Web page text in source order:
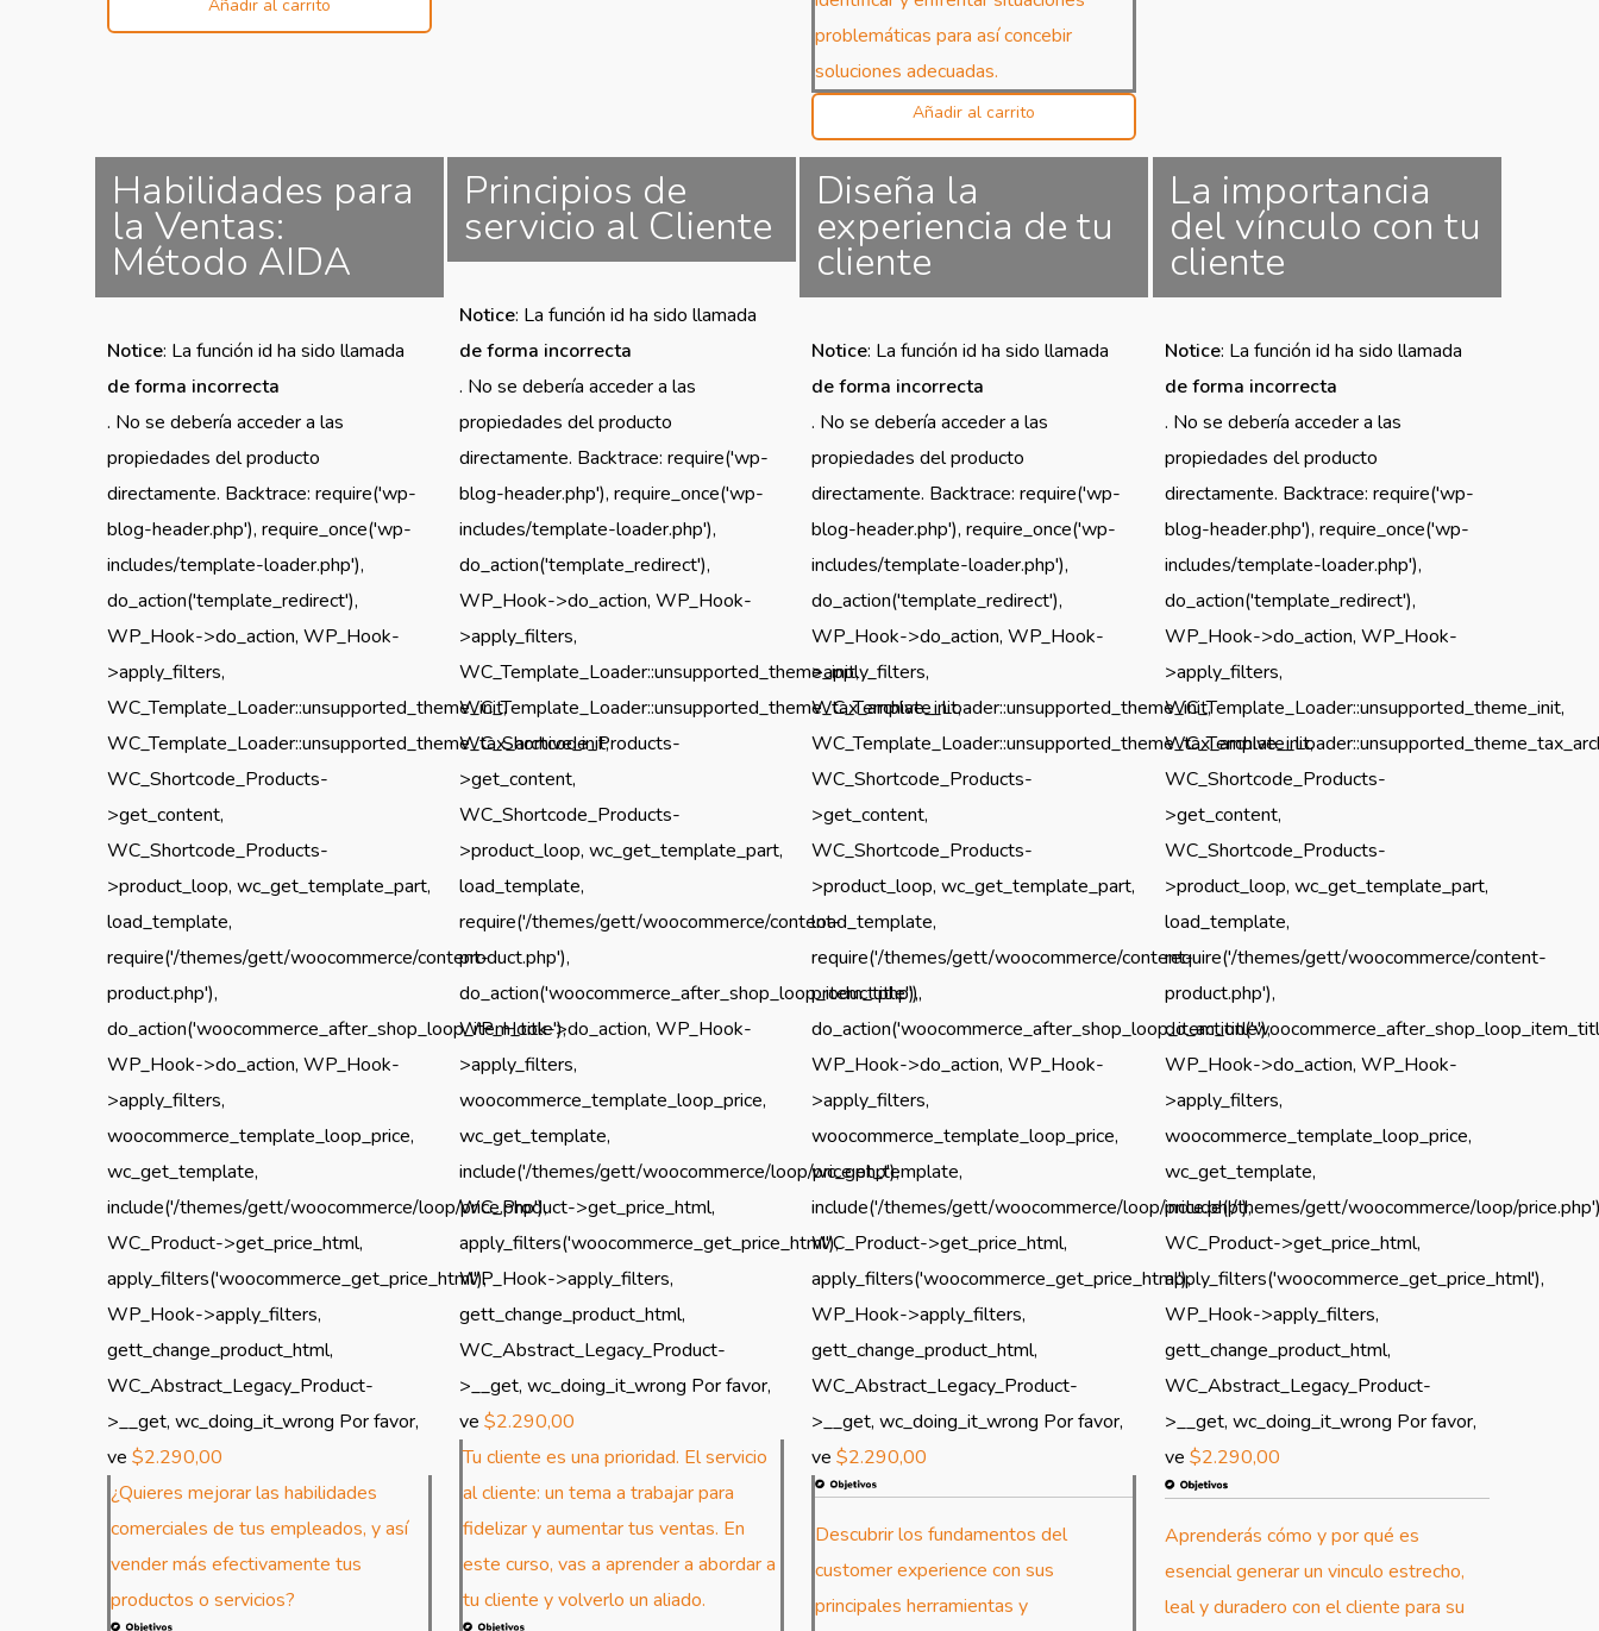
Añadir al carrito
problemáticas para así concebir
soluciones adecuadas.
Añadir al carrito
Habilidades para
la Ventas:
Método AIDA
Notice: La función id ha sido llamada
de forma incorrecta
. No se debería acceder a las
propiedades del producto
directamente. Backtrace: require('wp-
blog-header.php'), require_once('wp-
includes/template-loader.php'),
do_action('template_redirect'),
WP_Hook->do_action, WP_Hook-
>apply_filters,
WC_Template_Loader::unsupported_theme_init,
WC_Template_Loader::unsupported_theme_tax_archive_init,
WC_Shortcode_Products-
>get_content,
WC_Shortcode_Products-
>product_loop, wc_get_template_part,
load_template,
require('/themes/gett/woocommerce/content-
product.php'),
do_action('woocommerce_after_shop_loop_item_title'),
WP_Hook->do_action, WP_Hook-
>apply_filters,
woocommerce_template_loop_price,
wc_get_template,
include('/themes/gett/woocommerce/loop/price.php'),
WC_Product->get_price_html,
apply_filters('woocommerce_get_price_html'),
WP_Hook->apply_filters,
gett_change_product_html,
WC_Abstract_Legacy_Product-
>__get, wc_doing_it_wrong Por favor,
ve $2.290,00
¿Quieres mejorar las habilidades
comerciales de tus empleados, y así
vender más efectivamente tus
productos o servicios?
Principios de
servicio al Cliente
Notice: La función id ha sido llamada
de forma incorrecta
. No se debería acceder a las
propiedades del producto
directamente. Backtrace: require('wp-
blog-header.php'), require_once('wp-
includes/template-loader.php'),
do_action('template_redirect'),
WP_Hook->do_action, WP_Hook-
>apply_filters,
WC_Template_Loader::unsupported_theme_init,
WC_Template_Loader::unsupported_theme_tax_archive_init,
WC_Shortcode_Products-
>get_content,
WC_Shortcode_Products-
>product_loop, wc_get_template_part,
load_template,
require('/themes/gett/woocommerce/content-
product.php'),
do_action('woocommerce_after_shop_loop_item_title'),
WP_Hook->do_action, WP_Hook-
>apply_filters,
woocommerce_template_loop_price,
wc_get_template,
include('/themes/gett/woocommerce/loop/price.php'),
WC_Product->get_price_html,
apply_filters('woocommerce_get_price_html'),
WP_Hook->apply_filters,
gett_change_product_html,
WC_Abstract_Legacy_Product-
>__get, wc_doing_it_wrong Por favor,
ve$2.290,00
Tu cliente es una prioridad. El servicio
al cliente: un tema a trabajar para
fidelizar y aumentar tus ventas. En
este curso, vas a aprender a abordar a
tu cliente y volverlo un aliado.
Diseña la
experiencia de tu
cliente
Notice: La función id ha sido llamada
de forma incorrecta
. No se debería acceder a las
propiedades del producto
directamente. Backtrace: require('wp-
blog-header.php'), require_once('wp-
includes/template-loader.php'),
do_action('template_redirect'),
WP_Hook->do_action, WP_Hook-
>apply_filters,
WC_Template_Loader::unsupported_theme_init,
WC_Template_Loader::unsupported_theme_tax_archive_init,
WC_Shortcode_Products-
>get_content,
WC_Shortcode_Products-
>product_loop, wc_get_template_part,
load_template,
require('/themes/gett/woocommerce/content-
product.php'),
do_action('woocommerce_after_shop_loop_item_title'),
WP_Hook->do_action, WP_Hook-
>apply_filters,
woocommerce_template_loop_price,
wc_get_template,
include('/themes/gett/woocommerce/loop/price.php'),
WC_Product->get_price_html,
apply_filters('woocommerce_get_price_html'),
WP_Hook->apply_filters,
gett_change_product_html,
WC_Abstract_Legacy_Product-
>__get, wc_doing_it_wrong Por favor,
ve$2.290,00
Descubrir los fundamentos del
customer experience con sus
principales herramientas y
La importancia
del vínculo con tu
cliente
Notice: La función id ha sido llamada
de forma incorrecta
. No se debería acceder a las
propiedades del producto
directamente. Backtrace: require('wp-
blog-header.php'), require_once('wp-
includes/template-loader.php'),
do_action('template_redirect'),
WP_Hook->do_action, WP_Hook-
>apply_filters,
WC_Template_Loader::unsupported_theme_init,
WC_Shortcode_Products-
>get_content,
WC_Shortcode_Products-
>product_loop, wc_get_template_part,
load_template,
require('/themes/gett/woocommerce/content-
product.php'),
WP_Hook->do_action, WP_Hook-
>apply_filters,
woocommerce_template_loop_price,
wc_get_template,
include('/themes/gett/woocommerce/loop/
WC_Product->get_price_html,
apply_filters('woocommerce_get_price_html'),
WP_Hook->apply_filters,
gett_change_product_html,
WC_Abstract_Legacy_Product-
>__get, wc_doing_it_wrong Por favor,
ve $2.290,00
Aprenderás cómo y por qué es
esencial generar un vinculo estrecho,
leal y duradero con el cliente para su
: Trying to access array offset on value of
type null in
/home/u869171310/domains/gett.mobi/public_html/wp-
content/plugins/js_composer_salient/include/autoload/vc-
shortcode-autoloader.phpon line64
Notice
: Trying to access array offset on value of